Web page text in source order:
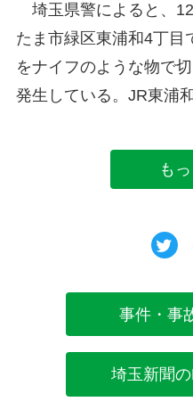
埼玉県警によると、
たま市緑区東浦和4丁目
をナイフのような物で
発生している。JR東浦
も
事件・事
埼玉新聞